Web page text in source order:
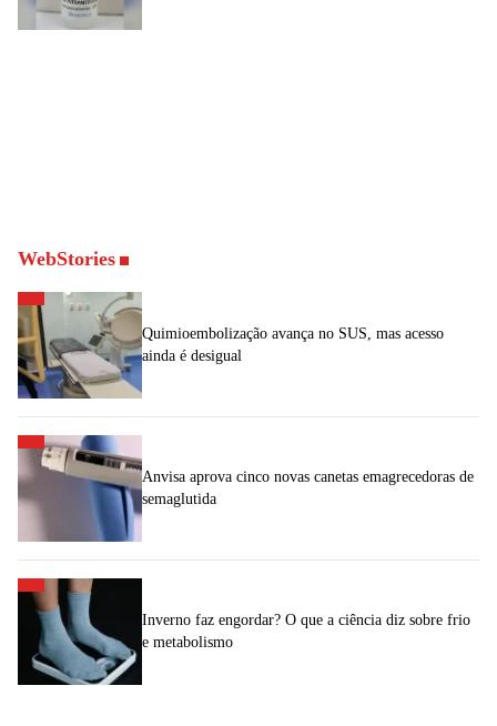
WebStories
Quimioembolização avança no SUS, mas acesso
ainda é desigual
Anvisa aprova cinco novas canetas emagrecedoras de
semaglutida
Inverno faz engordar? O que a ciência diz sobre frio
e metabolismo